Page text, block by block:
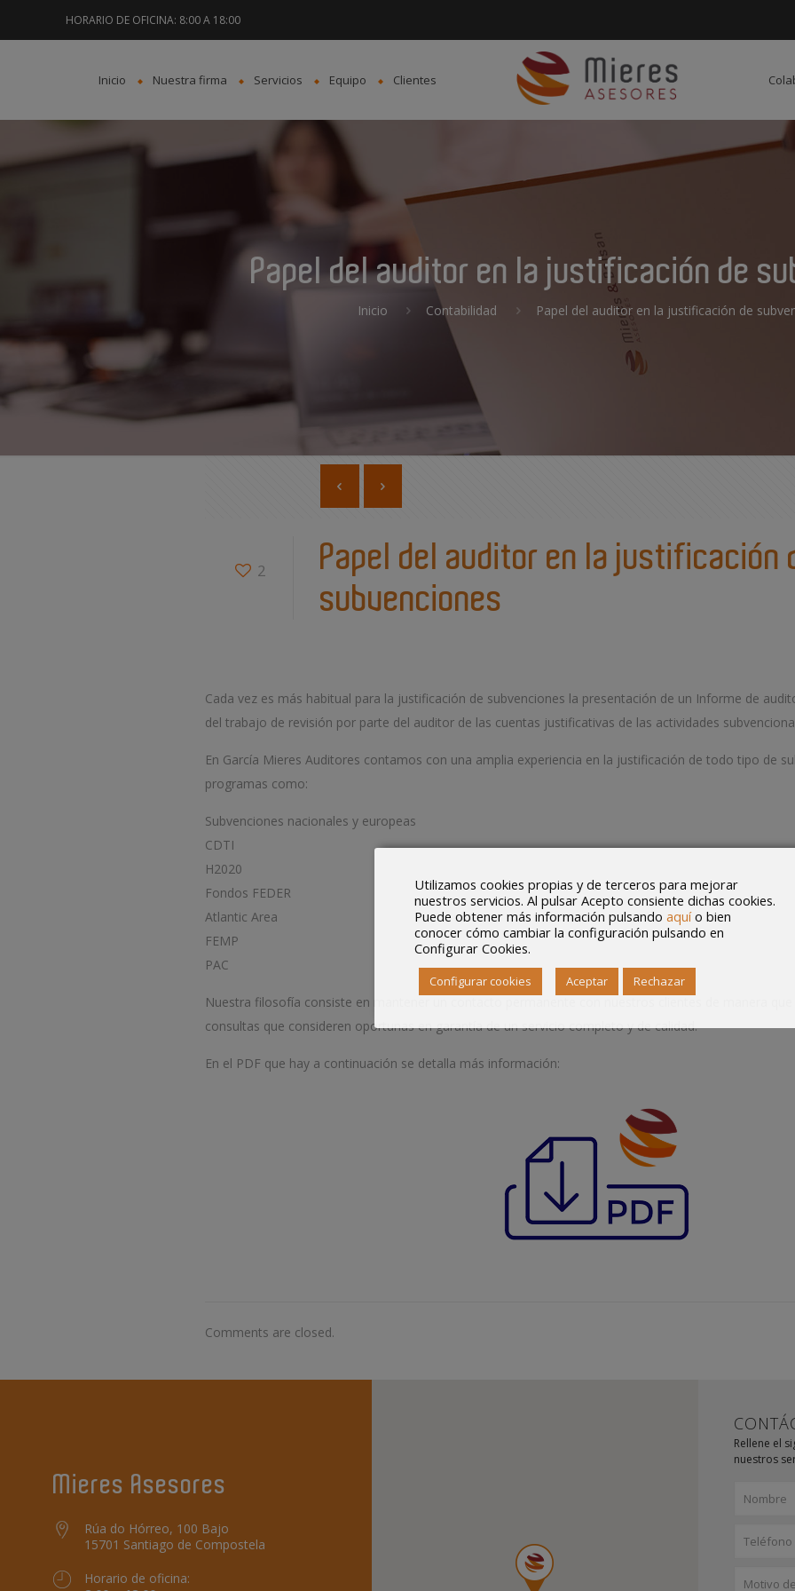
HORARIO DE OFICINA: 8:00 A 18:00
Inicio Nuestra firma Servicios Equipo Clientes
Papel del auditor en la justificación de
Inicio Contabilidad Papel del auditor en la justificación de
2
Papel del auditor en la justificación
subvenciones
Cada vez es más habitual para la justificación de subvenciones la presentación de un Informe de
del trabajo de revisión por parte del auditor de las cuentas justificativas de las actividades
En García Mieres Auditores contamos con una amplia experiencia en la justificación de todo tipo de
programas como:
Subvenciones nacionales y europeas
CDTI
H2020
Fondos FEDER
Atlantic Area
FEMP
PAC
Nuestra filosofía consiste en mantener un contacto permanente con nuestros clientes de manera
consultas que consideren oportunas en garantía de un servicio completo y de calidad.
En el PDF que hay a continuación se detalla más información:
Comments are closed.
Mieres Asesores
Rúa do Hórreo, 100 Bajo
15701 Santiago de Compostela
Horario de oficina:
Rellene el
nuestros
Utilizamos cookies propias y de terceros para mejorar
nuestros servicios. Al pulsar Acepto consiente dichas cookies.
Puede obtener más información pulsando aquío bien
conocer cómo cambiar la configuración pulsando en
Configurar Cookies.
Configurar cookies Aceptar Rechazar